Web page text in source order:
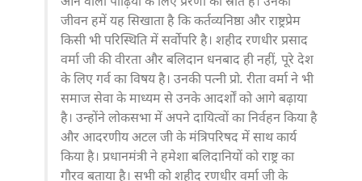
जीवन हमें यह सिखाता है कि कर्तव्यनिष्ठा और राष्ट्रप्रेम
किसी भी परिस्थिति में सर्वोपरि है। शहीद रणधीर प्रसाद
वर्मा जी की वीरता और बलिदान धनबाद ही नहीं, पूरे देश
के लिए गर्व का विषय है। उनकी पत्नी प्रो. रीता वर्मा ने भी
समाज सेवा के माध्यम से उनके आदर्शों को आगे बढ़ाया
है। उन्होंने लोकसभा में अपने दायित्वों का निर्वहन किया है
और आदरणीय अटल जी के मंत्रिपरिषद में साथ कार्य
किया है। प्रधानमंत्री ने हमेशा बलिदानियों को राष्ट्र का
गौरव बताया है। सभी को शहीद रणधीर वर्मा जी के